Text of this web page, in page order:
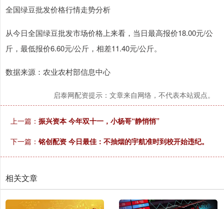
全国绿豆批发价格行情走势分析
从今日全国绿豆批发市场价格上来看，当日最高报价18.00元/公
斤，最低报价6.60元/公斤，相差11.40元/公斤。
数据来源：农业农村部信息中心
启泰网配资提示：文章来自网络，不代表本站观点。
上一篇： 振兴资本 今年双十一，小杨哥“静悄悄”
下一篇： 铭创配资 今日最佳：不抽烟的宇航准时到校开始违纪。
相关文章